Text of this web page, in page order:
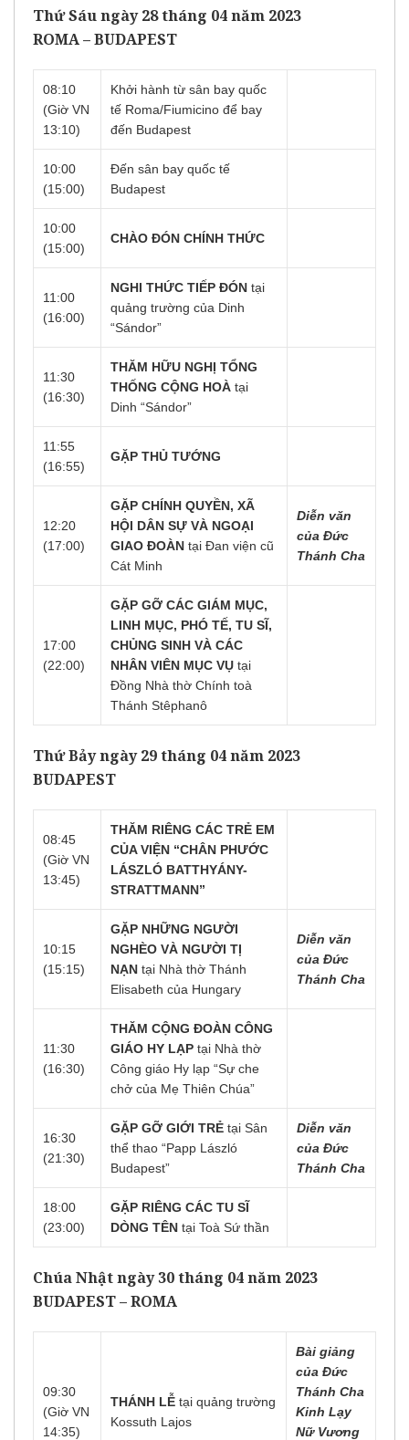
Thứ Sáu ngày 28 tháng 04 năm 2023
ROMA – BUDAPEST
08:10
(Giờ VN
13:10)
Khởi hành từ sân bay quốc
tế Roma/Fiumicino để bay
đến Budapest
10:00
(15:00)
Đến sân bay quốc tế
Budapest
10:00
(15:00)
CHÀO ĐÓN CHÍNH THỨC
11:00
(16:00)
NGHI THỨC TIẾP ĐÓN tại
quảng trường của Dinh
“Sándor”
11:30
(16:30)
THĂM HỮU NGHỊ TỔNG
THỐNG CỘNG HOÀ tại
Dinh “Sándor”
11:55
(16:55)
GẶP THỦ TƯỚNG
12:20
(17:00)
GẶP CHÍNH QUYỀN, XÃ
HỘI DÂN SỰ VÀ NGOẠI
GIAO ĐOÀN tại Đan viện cũ
Cát Minh
Diễn văn
của Đức
Thánh Cha
17:00
(22:00)
GẶP GỠ CÁC GIÁM MỤC,
LINH MỤC, PHÓ TẾ, TU SĨ,
CHỦNG SINH VÀ CÁC
NHÂN VIÊN MỤC VỤ tại
Đồng Nhà thờ Chính toà
Thánh Stêphanô
Thứ Bảy ngày 29 tháng 04 năm 2023
BUDAPEST
08:45
(Giờ VN
13:45)
THĂM RIÊNG CÁC TRẺ EM
CỦA VIỆN “CHÂN PHƯỚC
LÁSZLÓ BATTHYÁNY-
STRATTMANN”
10:15
(15:15)
GẶP NHỮNG NGƯỜI
NGHÈO VÀ NGƯỜI TỊ
NẠN tại Nhà thờ Thánh
Elisabeth của Hungary
Diễn văn
của Đức
Thánh Cha
11:30
(16:30)
THĂM CỘNG ĐOÀN CÔNG
GIÁO HY LẠP tại Nhà thờ
Công giáo Hy lạp “Sự che
chở của Mẹ Thiên Chúa”
16:30
(21:30)
GẶP GỠ GIỚI TRẺ tại Sân
thể thao “Papp László
Budapest”
Diễn văn
của Đức
Thánh Cha
18:00
(23:00)
GẶP RIÊNG CÁC TU SĨ
DÒNG TÊN tại Toà Sứ thần
Chúa Nhật ngày 30 tháng 04 năm 2023
BUDAPEST – ROMA
09:30
(Giờ VN
14:35)
THÁNH LỄ tại quảng trường
Kossuth Lajos
Bài giảng
của Đức
Thánh Cha
Kinh Lạy
Nữ Vương